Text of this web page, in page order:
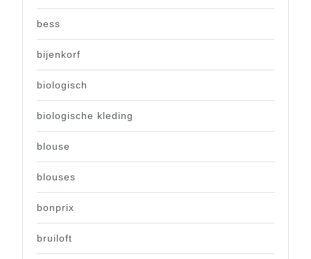
bess
bijenkorf
biologisch
biologische kleding
blouse
blouses
bonprix
bruiloft